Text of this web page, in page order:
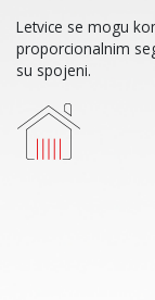
Letvice se mogu
proporcionalnim
su spojeni.